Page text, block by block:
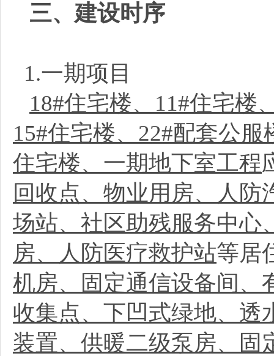
三、建设时序
1.一期项目
18#住宅楼、11#住宅楼
15#住宅楼、22#配套公
住宅楼、一期地下室工程
回收点、物业用房、人
场站、社区助残服务中心
房、人防医疗救护站等居
机房、固定通信设备间、
收集点、下凹式绿地、透
装置、供暖二级泵房、固